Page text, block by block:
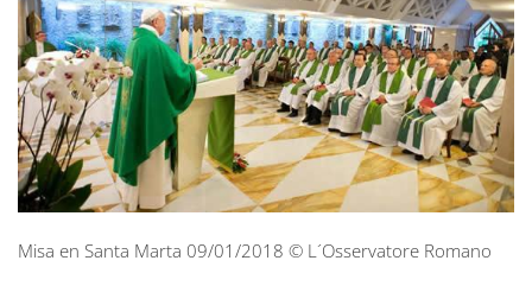
Misa en Santa Marta 09/01/2018 © L´Osservatore Romano